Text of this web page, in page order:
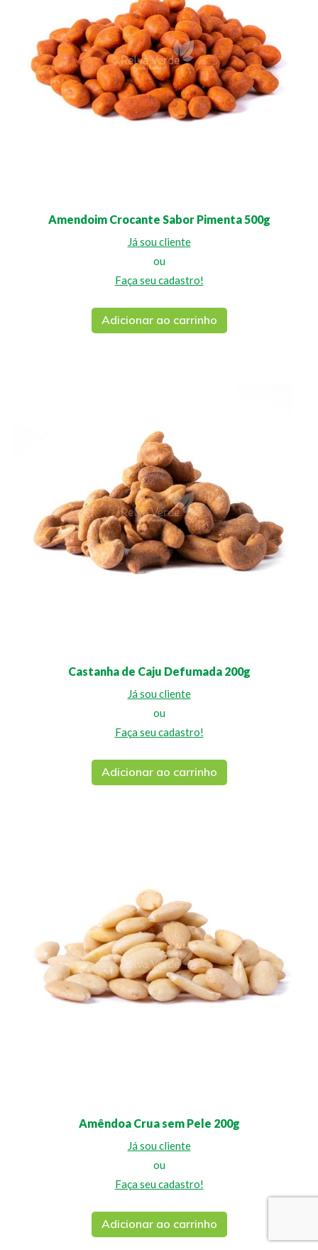
Amendoim Crocante Sabor Pimenta 500g
Já sou cliente
ou
Faça seu cadastro!
Adicionar ao carrinho
Castanha de Caju Defumada 200g
Já sou cliente
ou
Faça seu cadastro!
Adicionar ao carrinho
Amêndoa Crua sem Pele 200g
Já sou cliente
ou
Faça seu cadastro!
Adicionar ao carrinho